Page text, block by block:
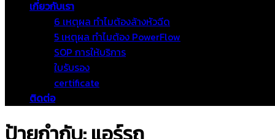
เกี่ยวกับเรา
6 เหตุผล ทำไมต้องล้างหัวฉีด
5 เหตุผล ทำไมต้อง PowerFlow
SOP การให้บริการ
ใบรับรอง
certificate
ติดต่อ